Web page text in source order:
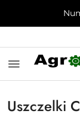
Przejdź do
Przejdź
Przejdź
Przejdź do
Przejdź do
Uszczelki